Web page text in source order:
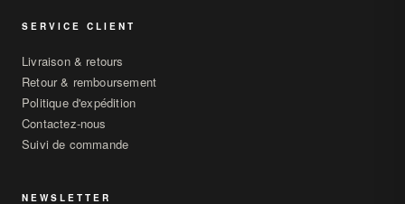
SERVICE CLIENT
Livraison & retours
Retour & remboursement
Politique d'expédition
Contactez-nous
Suivi de commande
NEWSLETTER